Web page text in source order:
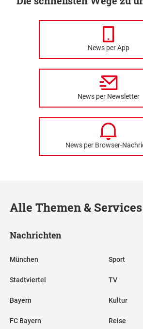
News per App
News per Newsletter
News per Browser-
Alle Themen & Services
Nachrichten
München
Stadtviertel
Bayern
FC Bayern
Sport
TV
Kultur
Reise